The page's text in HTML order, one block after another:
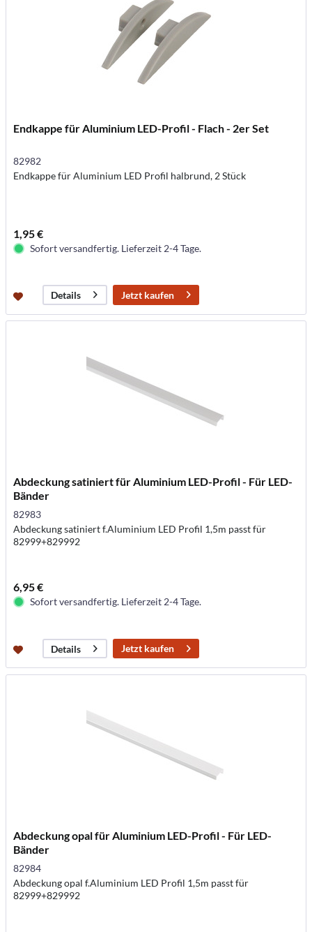
Endkappe für Aluminium LED-Profil - Flach - 2er Set
82982
Endkappe für Aluminium LED Profil halbrund, 2 Stück
1,95 €
Sofort versandfertig. Lieferzeit 2-4 Tage.
Details Jetzt kaufen
Abdeckung satiniert für Aluminium LED-Profil - Für LED-
Bänder
82983
Abdeckung satiniert f.Aluminium LED Profil 1,5m passt für
82999+829992
6,95 €
Sofort versandfertig. Lieferzeit 2-4 Tage.
Details Jetzt kaufen
Abdeckung opal für Aluminium LED-Profil - Für LED-
Bänder
82984
Abdeckung opal f.Aluminium LED Profil 1,5m passt für
82999+829992